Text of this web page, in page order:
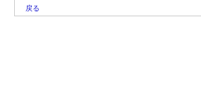
戻る